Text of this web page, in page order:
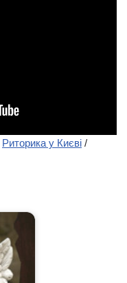
Риторика у Києві /